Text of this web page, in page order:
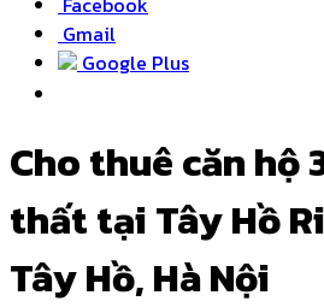
Gmail
Google Plus
Cho thuê căn hộ
thất tại Tây Hồ
Tây Hồ, Hà Nội